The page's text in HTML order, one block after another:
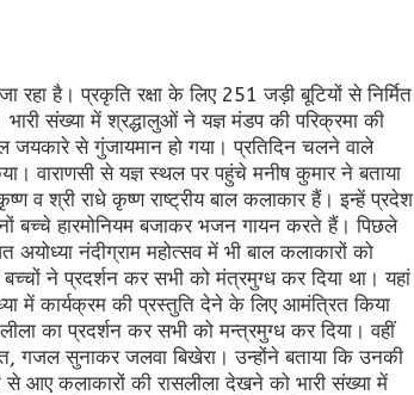
रहा है। प्रकृति रक्षा के लिए 251 जड़ी बूटियों से निर्मित
संख्या में श्रद्धालुओं ने यज्ञ मंडप की परिक्रमा की
से गुंजायमान हो गया। प्रतिदिन चलने वाले
वाराणसी से यज्ञ स्थल पर पहुंचे मनीष कुमार ने बताया
व श्री राधे कृष्ण राष्ट्रीय बाल कलाकार हैं। इन्हें प्रदेश
बच्चे हारमोनियम बजाकर भजन गायन करते हैं। पिछले
नंदीग्राम महोत्सव में भी बाल कलाकारों को
ने प्रदर्शन कर सभी को मंत्रमुग्ध कर दिया था। यहां
में कार्यक्रम की प्रस्तुति देने के लिए आमंत्रित किया
का प्रदर्शन कर सभी को मन्त्रमुग्ध कर दिया। वहीं
गजल सुनाकर जलवा बिखेरा। उन्होंने बताया कि उनकी
से आए कलाकारों की रासलीला देखने को भारी संख्या में